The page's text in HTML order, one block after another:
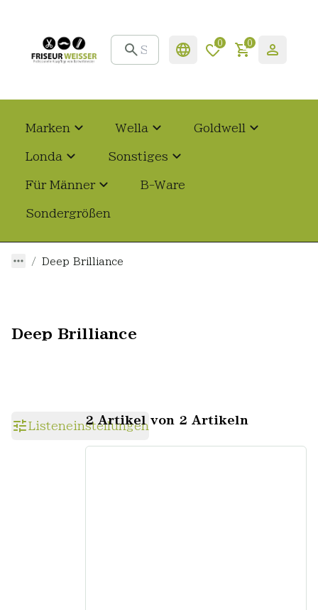
0 0
Marken Wella Goldwell
Londa Sonstiges
Für Männer B-Ware
Sondergrößen
Deep Brilliance
Deep Brilliance
Listeneinstellungen2 Artikel von 2 Artikeln